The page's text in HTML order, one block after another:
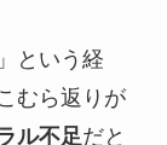
という経
むら返りが
ル不足だと